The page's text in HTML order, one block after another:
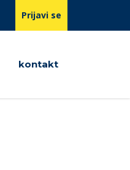
Prijavi se
kontakt